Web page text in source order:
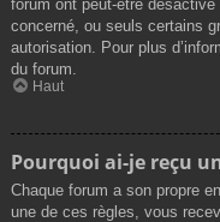
forum ont peut-être
concerné, ou seuls certains
autorisation. Pour plus
du forum.
Haut
Pourquoi ai-je reçu
Chaque forum a son propre
une de ces règles, vous